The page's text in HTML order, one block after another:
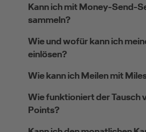
Kann ich mit Money-Send-
sammeln?
Wie und wofür kann ich
einlösen?
Wie kann ich Meilen mit
Wie funktioniert der Tausch
Points?